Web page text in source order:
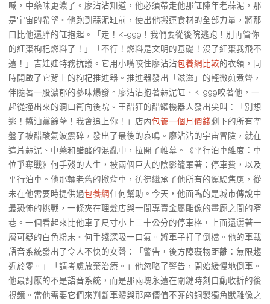
喊，中藥味更濃了。廖沾沾知道，他必須帶走他那缸陳年老蒜泥，那
是宇宙的希望。他跑到蒜泥缸前，使出他搬運食材的全部力量，將那
口比他還胖的缸抱起。「走！K-999！我們要從後院逃跑！別再管你
的紅棗枸杞燃料了！」「不行！燃料是文明的基礎！沒了紅棗我飛不
遠！」吉娃娃特務抗議。它用小嘴咬住廖沾沾包養網比較的衣領，同
時開啟了它背上的枸杞推進器。推進器發出「滋滋」的輕微煎煮聲，
伴隨著一股濃郁的蔘味爆發。廖沾沾抱著蒜泥缸、K-999咬著他，一
起從撞出來的洞口衝向後院。王醋狂的醋罐機器人發出尖叫：「別想
逃！醬油黨餘孽！我會追上你！」店內包養一個月價錢剩下的所有空
盤子被醋酸氣波震碎，發出了最後的哀鳴。廖沾沾的宇宙冒險，就在
這片蒜泥、中藥和醋酸的混亂中，拉開了帷幕。《平行泊車維度：車
位爭奪戰》何手殘的人生，被兩個巨大的陰影籠罩著：停車費，以及
平行泊車。他那輛老舊的掀背車，彷彿繼承了他所有的駕駛焦慮，從
未在他需要時提供過包養網任何幫助。今天，他面臨的是城市傳說中
最恐怖的挑戰，一條夾在理髮店與一間專賣金屬雕像的畫廊之間的窄
巷。一個看起來比他車子尺寸小上三十公分的停車格，上面還灑著一
層可疑的白色粉末。何手殘深吸一口氣。將車子打了倒檔。他的車載
語音系統發出了令人不快的女聲：「警告，後方障礙物距離：無限趨
近於零。」「請考慮放棄治療。」他忽略了警告，開始緩慢地倒車。
他最討厭的不是語音系統，而是那兩塊永遠在關鍵時刻自動收折的後
視鏡。當他需要它們來判斷車體與那座價值不菲的銅製獨角獸雕像之